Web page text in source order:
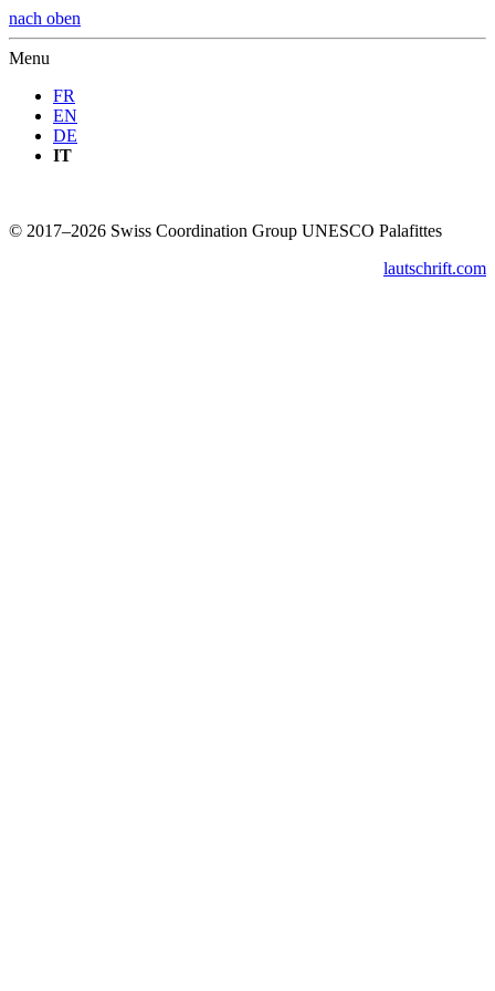
nach oben
Menu
FR
EN
DE
IT
© 2017–2026 Swiss Coordination Group UNESCO Palafittes
lautschrift.com